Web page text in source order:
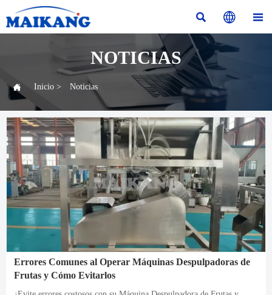
  
NOTICIAS
 Inicio > Noticias
Errores Comunes al Operar Máquinas Despulpadoras de
Frutas y Cómo Evitarlos